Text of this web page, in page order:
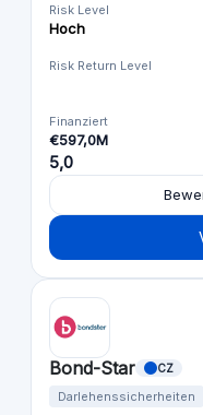
Risk Level
Hoch
Risk Return Level
Finanziert
€597,0M
5,0
Bond-Star CZ
Darlehenssicherheiten